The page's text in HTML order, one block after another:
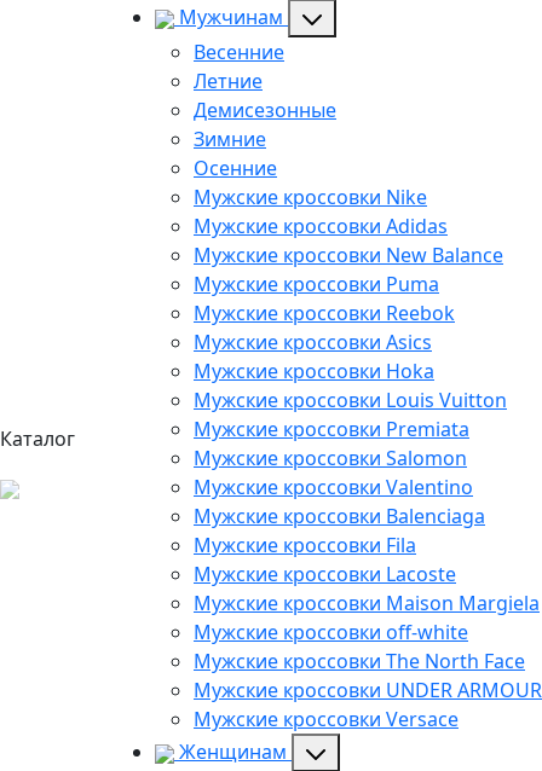
Каталог
Мужчинам
Весенние
Летние
Демисезонные
Зимние
Осенние
Мужские кроссовки Nike
Мужские кроссовки Adidas
Мужские кроссовки New Balance
Мужские кроссовки Puma
Мужские кроссовки Reebok
Мужские кроссовки Asics
Мужские кроссовки Hoka
Мужские кроссовки Louis Vuitton
Мужские кроссовки Premiata
Мужские кроссовки Salomon
Мужские кроссовки Valentino
Мужские кроссовки Balenciaga
Мужские кроссовки Fila
Мужские кроссовки Lacoste
Мужские кроссовки Maison Margiela
Мужские кроссовки off-white
Мужские кроссовки The North Face
Мужские кроссовки UNDER ARMOUR
Мужские кроссовки Versace
Женщинам